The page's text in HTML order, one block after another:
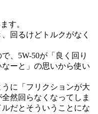
す。
回るけどトルクがなく
、5W-50が「良く回り
ーと」の思いから使い
に「フリクションが大
然回らなくなってしま
だとそういうことにな